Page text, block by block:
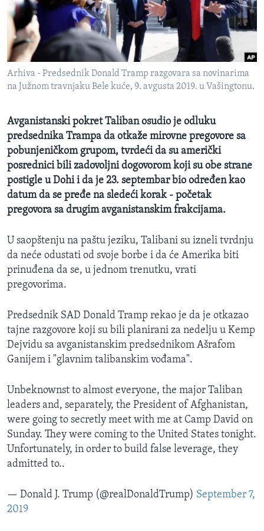
SPORT
INTERVJU
Arhiva - Predsednik Donald Tramp razgovara sa novinarima
na Južnom travnjaku Bele kuće, 9. avgusta 2019. u Vašingtonu.
Avganistanski pokret Taliban osudio je odluku
predsednika Trampa da otkaže mirovne pregovore sa
pobunjeničkom grupom, tvrdeći da su američki
posrednici bili zadovoljni dogovorom koji su obe strane
postigle u Dohi i da je 23. septembar bio određen kao
datum da se pređe na sledeći korak - početak
pregovora sa drugim avganistanskim frakcijama.
U saopštenju na paštu jeziku, Talibani su izneli tvrdnju
da neće odustati od svoje borbe i da će Amerika biti
prinuđena da se, u jednom trenutku, vrati
pregovorima.
Predsednik SAD Donald Tramp rekao je da je otkazao
tajne razgovore koji su bili planirani za nedelju u Kemp
Dejvidu sa avganistanskim predsednikom Ašrafom
Ganijem i "glavnim talibanskim vođama".
Unbeknownst to almost everyone, the major Taliban
leaders and, separately, the President of Afghanistan,
were going to secretly meet with me at Camp David on
Sunday. They were coming to the United States tonight.
Unfortunately, in order to build false leverage, they
admitted to..
— Donald J. Trump (@realDonaldTrump) September 7,
2019